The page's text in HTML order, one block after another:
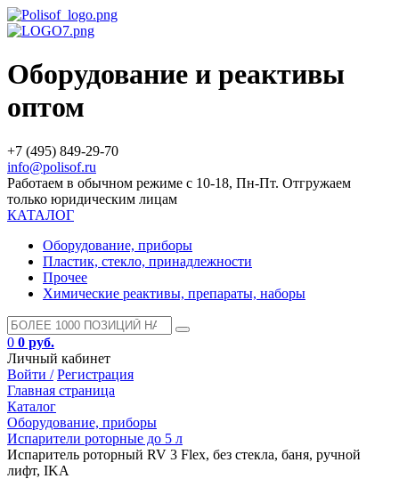
Оборудование и реактивы
оптом
+7 (495) 849-29-70
info@polisof.ru
Работаем в обычном режиме с 10-18, Пн-Пт. Отгружаем
только юридическим лицам
КАТАЛОГ
Оборудование, приборы
Пластик, стекло, принадлежности
Прочее
Химические реактивы, препараты, наборы
0 0 руб.
Личный кабинет
Войти / Регистрация
Главная страница
Каталог
Оборудование, приборы
Испарители роторные до 5 л
Испаритель роторный RV 3 Flex, без стекла, баня, ручной
лифт, IKA